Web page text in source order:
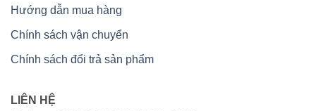
Hướng dẫn mua hàng
Chính sách vận chuyển
Chính sách đổi trả sản phẩm
LIÊN HỆ